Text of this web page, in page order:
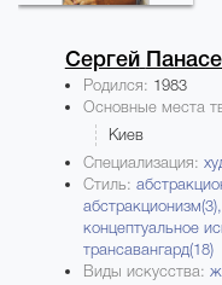
Сергей
Родился: 1983
Основные места
Киев
Специализация:
Стиль:
абстракционизм(3),
концептуальное
трансавангард(18)
Виды искусства: